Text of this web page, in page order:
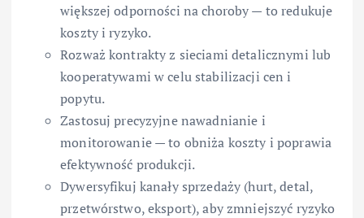
większej odporności na choroby — to redukuje
koszty i ryzyko.
Rozważ kontrakty z sieciami detalicznymi lub
kooperatywami w celu stabilizacji cen i
popytu.
Zastosuj precyzyjne nawadnianie i
monitorowanie — to obniża koszty i poprawia
efektywność produkcji.
Dywersyfikuj kanały sprzedaży (hurt, detal,
przetwórstwo, eksport), aby zmniejszyć ryzyko